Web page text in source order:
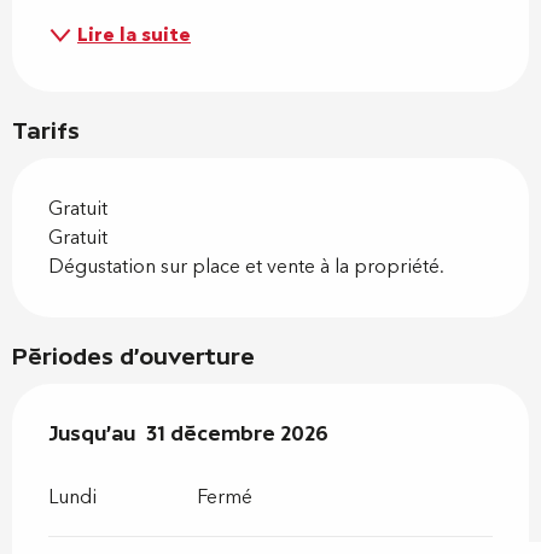
Lire la suite
Tarifs
Gratuit
Gratuit
Dégustation sur place et vente à la propriété.
Périodes d'ouverture
Du2 janvier 2026au31 décembre 2026
Jusqu'au 31 décembre 2026
Lundi Fermé